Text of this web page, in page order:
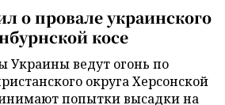
о провале украинского
косе
Украины ведут огонь по
округа Херсонской
попытки высадки на